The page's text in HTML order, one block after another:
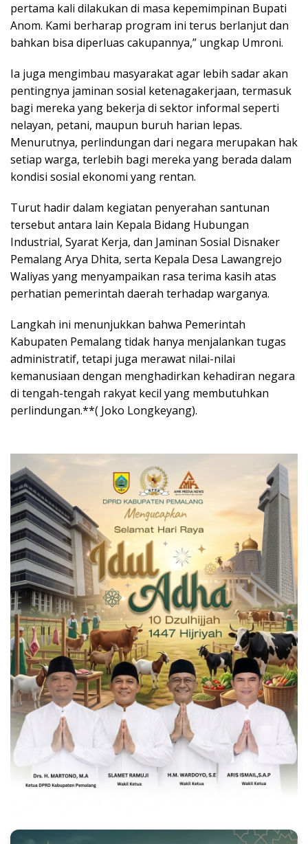
pertama kali dilakukan di masa kepemimpinan Bupati
Anom. Kami berharap program ini terus berlanjut dan
bahkan bisa diperluas cakupannya,” ungkap Umroni.
Ia juga mengimbau masyarakat agar lebih sadar akan
pentingnya jaminan sosial ketenagakerjaan, termasuk
bagi mereka yang bekerja di sektor informal seperti
nelayan, petani, maupun buruh harian lepas.
Menurutnya, perlindungan dari negara merupakan hak
setiap warga, terlebih bagi mereka yang berada dalam
kondisi sosial ekonomi yang rentan.
Turut hadir dalam kegiatan penyerahan santunan
tersebut antara lain Kepala Bidang Hubungan
Industrial, Syarat Kerja, dan Jaminan Sosial Disnaker
Pemalang Arya Dhita, serta Kepala Desa Lawangrejo
Waliyas yang menyampaikan rasa terima kasih atas
perhatian pemerintah daerah terhadap warganya.
Langkah ini menunjukkan bahwa Pemerintah
Kabupaten Pemalang tidak hanya menjalankan tugas
administratif, tetapi juga merawat nilai-nilai
kemanusiaan dengan menghadirkan kehadiran negara
di tengah-tengah rakyat kecil yang membutuhkan
perlindungan.**( Joko Longkeyang).